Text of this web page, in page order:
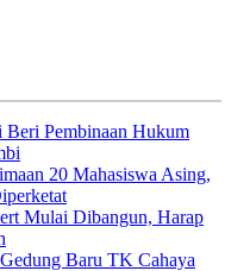
Beri Pembinaan Hukum
20 Mahasiswa Asing,
Mulai Dibangun, Harap
Baru TK Cahaya